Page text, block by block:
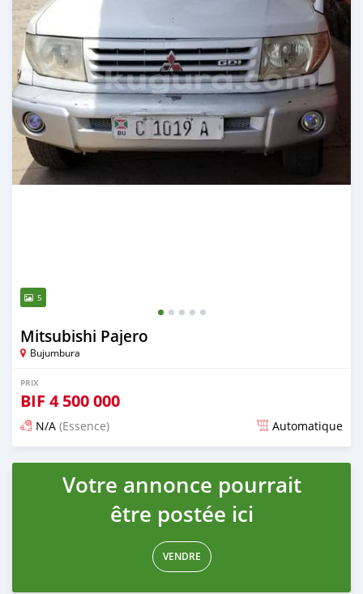
5
Mitsubishi Pajero
Bujumbura
PRIX
BIF 4 500 000
N/A (Essence) Automatique
Publié il y a environ 4 ans
Votre annonce pourrait
être postée ici
VENDRE